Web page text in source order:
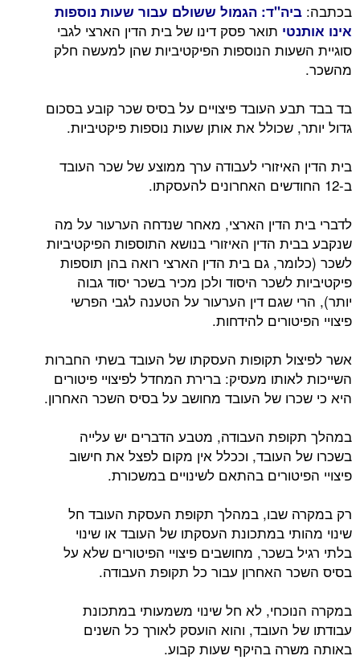
בכתבה: ביה"ד: הגמול ששולם עבור שעות נוספות
אינו אותנטי תואר פסק דינו של בית הדין הארצי לגבי
סוגיית השעות הנוספות הפיקטיביות שהן למעשה חלק
מהשכר.
בד בבד תבע העובד פיצויים על בסיס שכר קובע בסכום
גדול יותר, שכולל את אותן שעות נוספות פיקטיביות.
בית הדין האיזורי לעבודה ערך ממוצע של שכר העובד
ב-12 החודשים האחרונים להעסקתו.
לדברי בית הדין הארצי, מאחר שנדחה הערעור על מה
שנקבע בבית הדין האיזורי בנושא התוספות הפיקטיביות
לשכר (כלומר, גם בית הדין הארצי רואה בהן תוספות
פיקטיביות לשכר היסוד ולכן מכיר בשכר יסוד גבוה
יותר), הרי שגם דין הערעור על הטענה לגבי הפרשי
פיצויי הפיטורים להידחות.
אשר לפיצול תקופות העסקתו של העובד בשתי החברות
השייכות לאותו מעסיק: ברירת המחדל לפיצויי פיטורים
היא כי שכרו של העובד מחושב על בסיס השכר האחרון.
במהלך תקופת העבודה, מטבע הדברים יש עלייה
בשכרו של העובד, וככלל אין מקום לפצל את חישוב
פיצויי הפיטורים בהתאם לשינויים במשכורת.
רק במקרה שבו, במהלך תקופת העסקת העובד חל
שינוי מהותי במתכונת העסקתו של העובד או שינוי
בלתי רגיל בשכר, מחושבים פיצויי הפיטורים שלא על
בסיס השכר האחרון עבור כל תקופת העבודה.
במקרה הנוכחי, לא חל שינוי משמעותי במתכונת
עבודתו של העובד, והוא הועסק לאורך כל השנים
באותה משרה בהיקף שעות קבוע.